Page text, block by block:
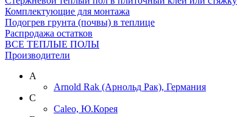
Комплектующие для монтажа
Подогрев грунта (почвы) в теплице
Распродажа остатков
ВСЕ ТЕПЛЫЕ ПОЛЫ
Производители
A
Arnold Rak (Арнольд Рак), Германия
C
Caleo, Ю.Корея